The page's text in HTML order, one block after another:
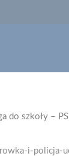
do szkoły –